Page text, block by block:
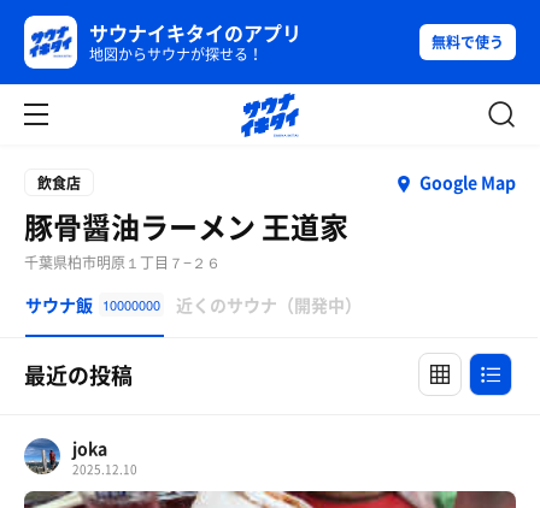
サウナイキタイのアプリ
地図からサウナが探せる！
無料で使う
飲食店 Google Map
豚骨醤油ラーメン 王道家
千葉県柏市明原１丁目７−２６
サウナ飯 10000000 近くのサウナ（開発中）
最近の投稿
joka
2025.12.10